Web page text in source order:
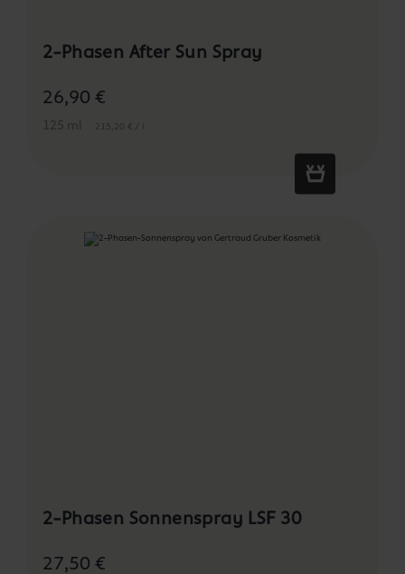
2-Phasen After Sun Spray
125 ml 215,20 € / l
26,90 €
2-Phasen Sonnenspray LSF 30
27,50 €